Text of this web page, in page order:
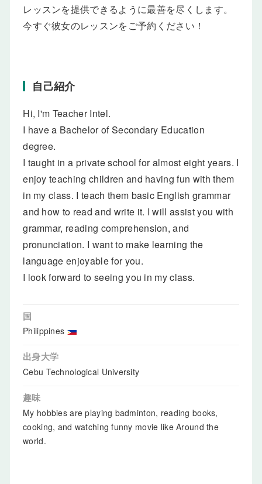
レッスンを提供できるように最善を尽くします。
今すぐ彼女のレッスンをご予約ください！
自己紹介
Hi, I'm Teacher Intel.
I have a Bachelor of Secondary Education
degree.
I taught in a private school for almost eight years. I
enjoy teaching children and having fun with them
in my class. I teach them basic English grammar
and how to read and write it. I will assist you with
grammar, reading comprehension, and
pronunciation. I want to make learning the
language enjoyable for you.
I look forward to seeing you in my class.
国
Philippines
出身大学
Cebu Technological University
趣味
My hobbies are playing badminton, reading books,
cooking, and watching funny movie like Around the
world.